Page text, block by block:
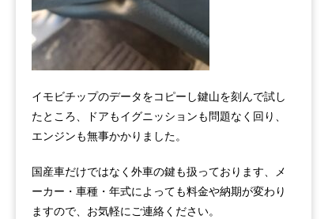
イモビチップのデータをコピーし鍵山を刻んで試し
たところ、ドアもイグニッションも問題なく回り、
エンジンも無事かかりました。
国産車だけではなく外車の鍵も扱っております、メ
ーカー・車種・年式によっても料金や納期が変わり
ますので、お気軽にご連絡ください。